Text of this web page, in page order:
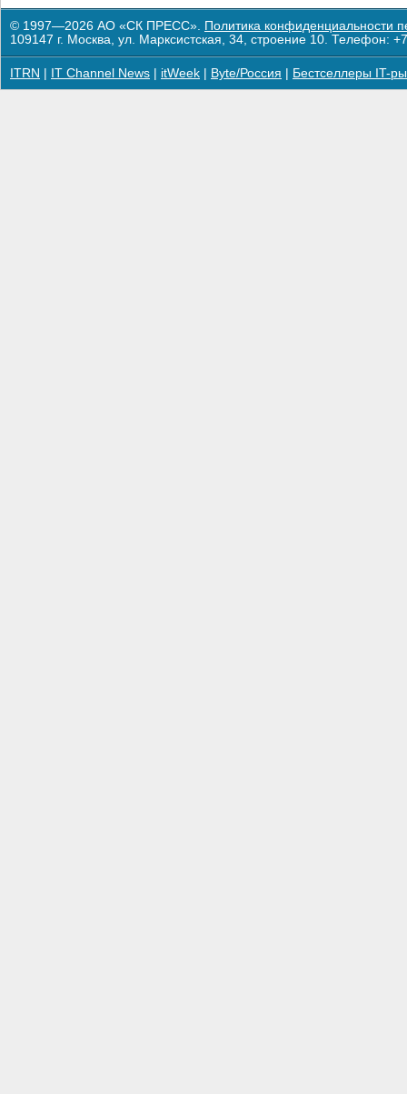
© 1997—2026 АО «СК ПРЕСС». Политика конфиденциальности
109147 г. Москва, ул. Марксистская, 34, строение 10. Телефон:
ITRN IT Channel News itWeek Byte/Россия Бестселлеры IT-